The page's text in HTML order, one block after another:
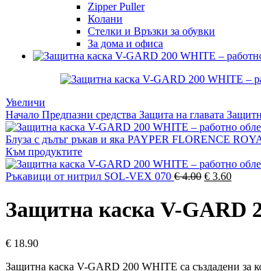
Zipper Puller
Колани
Стелки и Връзки за обувки
За дома и офиса
Увеличи
Начало Предпазни средства Защита на главата
Блуза с дълъг ръкав и яка PAYPER FLORENCE
Към продуктите
Ръкавици от нитрил SOL-VEX 070 €4.00 Original
was:
€ 4.00.
€ 3.60
е:
€ 3.60.
Защитна каска V-GARD
€ 18.90
Защитна каска V-GARD 200 WHITE са създадени за